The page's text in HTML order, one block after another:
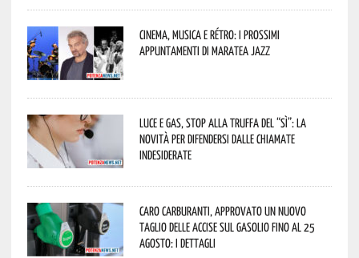
Cinema, musica e rétro: i prossimi
appuntamenti di Maratea Jazz
Luce e gas, stop alla truffa del “Sì”: la
novità per difendersi dalle chiamate
indesiderate
Caro carburanti, approvato un nuovo
taglio delle accise sul gasolio fino al 25
agosto: i dettagli